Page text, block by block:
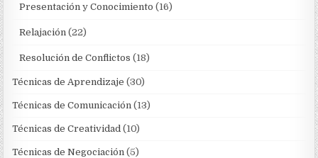
Presentación y Conocimiento (16)
Relajación (22)
Resolución de Conflictos (18)
Técnicas de Aprendizaje (30)
Técnicas de Comunicación (13)
Técnicas de Creatividad (10)
Técnicas de Negociación (5)